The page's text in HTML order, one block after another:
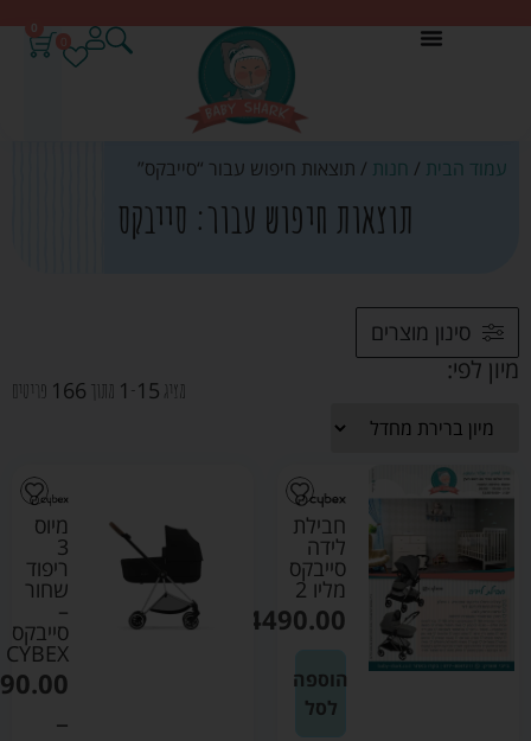
0
עמוד הבית / חנות / תוצאות חיפוש עבור “סייבקס”
תוצאות חיפוש עבור: סייבקס
סינון מוצרים
מיון לפי:
מציג 1 -15 מתוך 166 פריטים
חבילת
לידה
סייבקס
מליו 2
4490.00
הוספה
לסל
מיוס
3
ריפוד
שחור
–
סייבקס
CYBEX
–